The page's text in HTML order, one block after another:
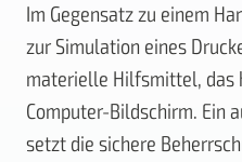
Im Gegensatz zu einem
zur Simulation eines
materielle Hilfsmittel, das
Computer-Bildschirm. Ein
setzt die sichere